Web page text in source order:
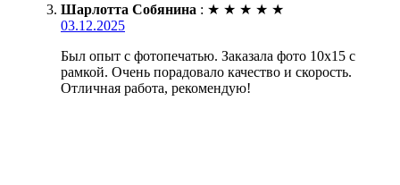
Шарлотта Собянина : ★ ★ ★ ★ ★
03.12.2025
Был опыт с фотопечатью. Заказала фото 10х15 с
рамкой. Очень порадовало качество и скорость.
Отличная работа, рекомендую!